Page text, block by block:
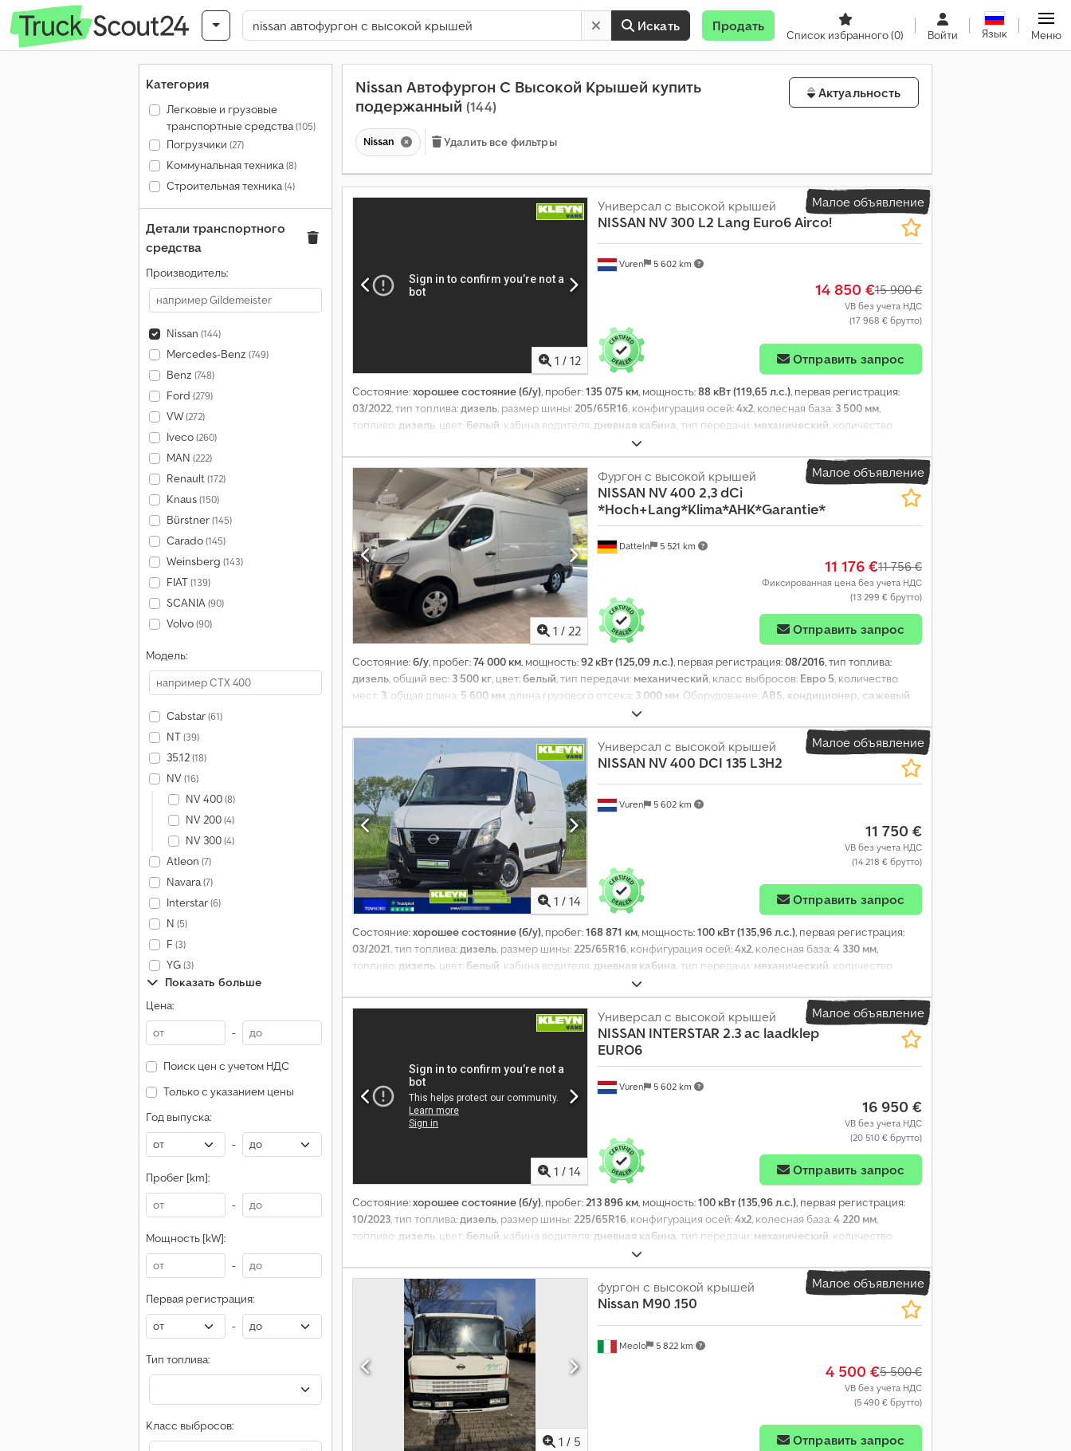
Искать Продать
Список избранного(0) Войти Язык Меню
Категория
Легковые и грузовые
транспортные средства(105)
Погрузчики (27)
Коммунальная техника(8)
Строительная техника(4)
Детали транспортного
средства
Производитель:
Nissan (144)
Mercedes-Benz (749)
Benz (748)
Ford (279)
VW(272)
Iveco(260)
MAN (222)
Renault(172)
Knaus(150)
Bürstner(145)
Carado(145)
Weinsberg (143)
FIAT(139)
SCANIA(90)
Volvo(90)
Модель:
Cabstar(61)
NT(39)
35.12(18)
NV(16)
NV 400(8)
NV 200(4)
NV 300(4)
Atleon (7)
Navara(7)
Interstar(6)
N (5)
F (3)
YG(3)
Показать больше
Цена:
-
Поиск цен с учетом НДС
Только с указанием цены
Год выпуска:
-
Пробег [km]:
-
Мощность [kW]:
-
Первая регистрация:
-
Тип топлива:
Класс выбросов:
Nissan Автофургон С Высокой Крышей купить
подержанный (144)
Актуальность
Nissan Удалить все фильтры
Малое объявление
1 / 12
Vuren 5 602 km
Универсал с высокой крышей
NISSAN NV 300 L2 Lang Euro6 Airco!
14 850 €15 900 €
VB без учета НДС
(17 968 € брутто)
Отправить запрос
Состояние:хорошее состояние (б/у), пробег:135 075 км, мощность:88 кВт (119,65 л.с.), первая регистрация:
03/2022, тип топлива:дизель, размер шины:205/65R16, конфигурация осей:4x2, колесная база: 3 500 мм,
топливо:дизель, цвет: белый, кабина водителя:дневная кабина, тип передачи: механический, количество
, общая длина:
высота:2 150 мм, длина грузового отсека:2 510 мм, ширина пространства для загрузки:1 660 мм, высота
грузового отсека:1 390 мм, Год выпуска:2022, Оборудование:ABS, Блютуз, кондиционер, круиз-контроль,
система контроля тяги, центральный замок, электрорегулировка стекол, электрорегулируемое зеркало,
Малое объявление
1 / 22
Datteln 5 521 km
Фургон с высокой крышей
NISSAN NV 400 2,3 dCi
*Hoch+Lang*Klima*AHK*Garantie*
11 176 €11 756 €
Фиксированная цена без учета НДС
(13 299 € брутто)
Отправить запрос
Состояние:б/у, пробег:74 000 км, мощность:92 кВт (125,09 л.с.), первая регистрация:08/2016, тип топлива:
дизель, общий вес: 3 500 кг, цвет:белый, тип передачи: механический, класс выбросов: Евро 5, количество
мест: 3, общая длина: 5 600 мм, длина грузового отсека: 3 000 мм, Оборудование: ABS, кондиционер, сажевый
Малое объявление
1 / 14
Vuren 5 602 km
Универсал с высокой крышей
NISSAN NV 400 DCI 135 L3H2
11 750 €
VB без учета НДС
(14 218 € брутто)
Отправить запрос
Состояние:хорошее состояние (б/у), пробег:168 871 км, мощность:100 кВт (135,96 л.с.), первая регистрация:
03/2021, тип топлива:дизель, размер шины:225/65R16, конфигурация осей:4x2, колесная база:4 330 мм,
топливо:дизель, цвет: белый, кабина водителя:дневная кабина, тип передачи: механический, количество
, количество мест:
ширина:2 070 мм, общая высота:2 500 мм, длина грузового отсека:3 530 мм, ширина пространства для загрузки:
1 890 мм, Год выпуска:2021, Оборудование:ABS, Блютуз, кондиционер,
прицепное устройство, система контроля тяги, центральный замок, электрорегулировка стекол,
Малое объявление
1 / 14
Vuren 5 602 km
Универсал с высокой крышей
NISSAN INTERSTAR 2.3 ac laadklep
EURO6
16 950 €
VB без учета НДС
(20 510 € брутто)
Отправить запрос
Состояние:хорошее состояние (б/у), пробег:213 896 км, мощность:100 кВт (135,96 л.с.), первая регистрация:
10/2023, тип топлива:дизель, размер шины:225/65R16, конфигурация осей:4x2, колесная база:4 220 мм,
топливо:дизель, цвет: белый, кабина водителя:дневная кабина, тип передачи: механический, количество
, количество мест:
ширина:2 070 мм, общая высота:2 500 мм, длина грузового отсека:3 730 мм, ширина пространства для загрузки:
, высота грузового отсека: , Год выпуска: 2023, Оборудование:ABS, Блютуз, гидроборт,
кондиционер, круиз-контроль, навигационная система, система контроля тяги, центральный замок,
электрорегулировка стекол, электрорегулируемое зеркало
Малое объявление
1 / 5
Meolo 5 822 km
фургон с высокой крышей
Nissan M90 .150
4 500 €5 500 €
VB без учета НДС
(5 490 € брутто)
Отправить запрос